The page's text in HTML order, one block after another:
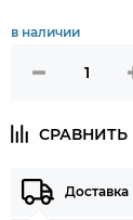
в наличии
Доставка